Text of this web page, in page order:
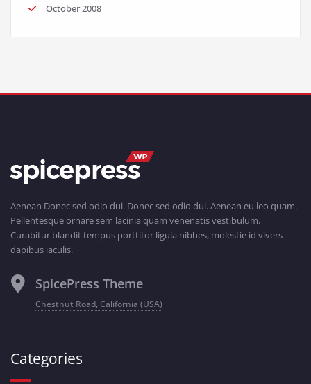
October 2008
Aenean Donec sed odio dui. Donec sed odio dui. Aenean eu leo quam.
Pellentesque ornare sem lacinia quam venenatis vestibulum.
Curabitur blandit tempus porttitor ligula nibhes, molestie id vivers
dapibus iaculis.
SpicePress Theme
Chestnut Road, California (USA)
Categories